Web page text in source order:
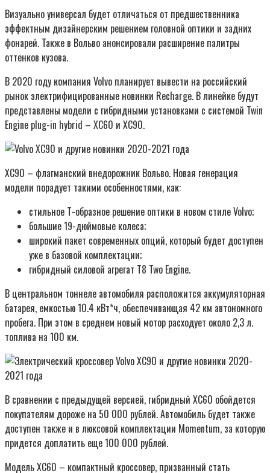
Визуально универсал будет отличаться от предшественника
эффектным дизайнерским решением головной оптики и задних
фонарей. Также в Вольво анонсировали расширение палитры
оттенков кузова.
В 2020 году компания Volvo планирует вывести на российский
рынок электрифицированные новинки Recharge. В линейке будут
представлены модели с гибридными установками с системой Twin
Engine plug-in hybrid – ХС60 и ХС90.
ХС90 – флагманский внедорожник Вольво. Новая генерация
модели порадует такими особенностями, как:
стильное Т-образное решение оптики в новом стиле Volvo;
большие 19-дюймовые колеса;
широкий пакет современных опций, который будет доступен
уже в базовой комплектации;
гибридный силовой агрегат T8 Two Engine.
В центральном тоннеле автомобиля расположится аккумуляторная
батарея, емкостью 10.4 кВт*ч, обеспечивающая 42 км автономного
пробега. При этом в среднем новый мотор расходует около 2,3 л.
топлива на 100 км.
В сравнении с предыдущей версией, гибридный ХС60 обойдется
покупателям дороже на 50 000 рублей. Автомобиль будет также
доступен также и в люксовой комплектации Momentum, за которую
придется доплатить еще 100 000 рублей.
Модель ХС60 – компактный кроссовер, призванный стать